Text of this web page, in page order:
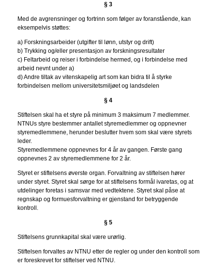
§ 3
Med de avgrensninger og fortrinn som følger av foranstående, kan
eksempelvis støttes:
a) Forskningsarbeider (utgifter til lønn, utstyr og drift)
b) Trykking og/eller presentasjon av forskningsresultater
c) Feltarbeid og reiser i forbindelse hermed, og i forbindelse med
arbeid nevnt under a)
d) Andre tiltak av vitenskapelig art som kan bidra til å styrke
forbindelsen mellom universitetsmiljøet og landsdelen
§ 4
Stiftelsen skal ha et styre på minimum 3 maksimum 7 medlemmer.
NTNUs styre bestemmer antallet styremedlemmer og oppnevner
styremedlemmene, herunder beslutter hvem som skal være styrets
leder.
Styremedlemmene oppnevnes for 4 år av gangen. Første gang
oppnevnes 2 av styremedlemmene for 2 år.
Styret er stiftelsens øverste organ. Forvaltning av stiftelsen hører
under styret. Styret skal sørge for at stiftelsens formål ivaretas, og at
utdelinger foretas i samsvar med vedtektene. Styret skal påse at
regnskap og formuesforvaltning er gjenstand for betryggende
kontroll.
§ 5
Stiftelsens grunnkapital skal være urørlig.
Stiftelsen forvaltes av NTNU etter de regler og under den kontroll som
er foreskrevet for stiftelser ved NTNU.